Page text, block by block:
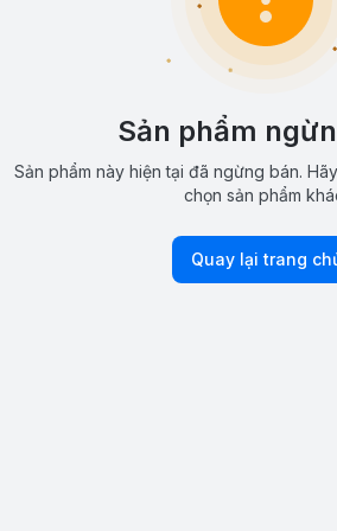
Sản phẩm
Sản phẩm này hiện tại đã ngừng bán.
chọn sản phẩm
Quay lại trang